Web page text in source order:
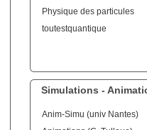
Physique des particules
toutestquantique
Simulations -
Anim-Simu (univ Nantes)